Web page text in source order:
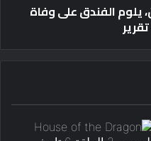
يلوم الفندق على وفاة